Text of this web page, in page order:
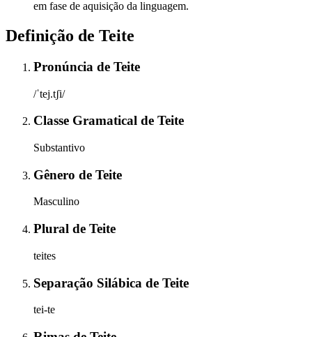
em fase de aquisição da linguagem.
Definição de Teite
Pronúncia de Teite
/ˈtej.tʃi/
Classe Gramatical de Teite
Substantivo
Gênero de Teite
Masculino
Plural de Teite
teites
Separação Silábica de Teite
tei-te